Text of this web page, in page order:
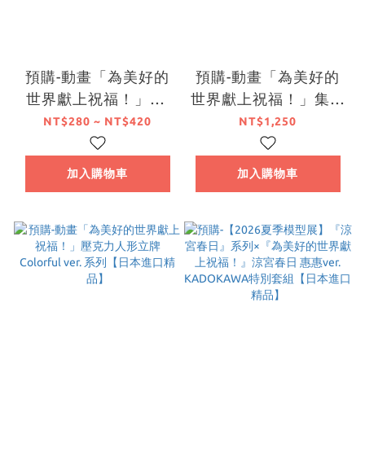
預購-動畫「為美好的
世界獻上祝福！」A4
File夾套組 Colorful
ver. 系列【日本進口精
品】
NT$280 ~ NT$420
加入購物車
預購-動畫「為美好的
世界獻上祝福！」集換
式閃亮亮徽章
Colorful ver. BOX販
售【日本進口精品】
NT$1,250
加入購物車